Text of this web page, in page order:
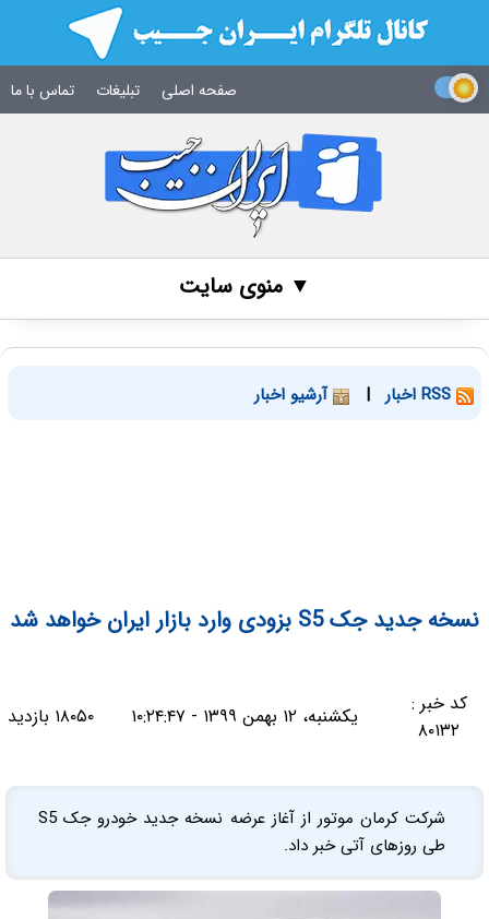
صفحه اصلی تبلیغات تماس با ما
▼ منوی سایت
| آرشیو اخبار
نسخه جدید جک S5 بزودی وارد بازار ایران خواهد شد
کد خبر :
۸۰۱۳۲
یکشنبه، ۱۲ بهمن ۱۳۹۹ - ۱۰:۲۴:۴۷ ۱۸۰۵۰ بازدید
شرکت کرمان موتور از آغاز عرضه نسخه جدید خودرو جک S5
طی روزهای آتی خبر داد.